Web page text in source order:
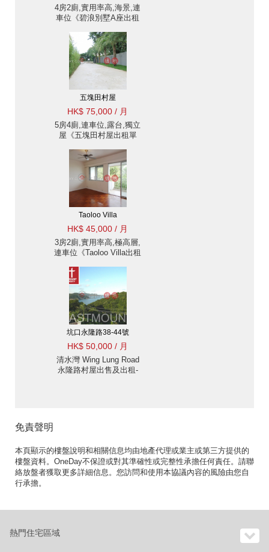
4房2廁,實用率高,海景,連
車位《碧浪別墅A座出租
五塊田村屋
HK$ 75,000 / 月
5房4廁,連車位,露台,獨立
屋《五塊田村屋出租單
Taoloo Villa
HK$ 45,000 / 月
3房2廁,實用率高,極高層,
連車位《Taoloo Villa出租
坑口永隆路38-44號
HK$ 50,000 / 月
清水灣 Wing Lung Road
永隆路村屋出售及出租-
免責聲明
本頁顯示的樓盤說明和相關信息均由地產代理或業主或第三方提供的
樓盤資料。OneDay不保證或對其準確性或完整性承擔任何責任。請聯
絡放盤者獲取更多詳細信息。您訪問和使用本協議內容的風險由您自
行承擔。
熱門住宅區域